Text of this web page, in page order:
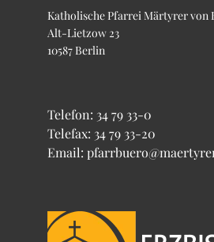
Katholische Pfarrei Märtyrer von
Alt-Lietzow 23
10587 Berlin
Telefon: 34 79 33-0
Telefax: 34 79 33-20
Email: